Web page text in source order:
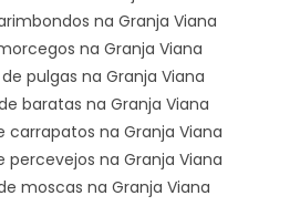
na Granja Viana
na Granja Viana
pulgas na Granja Viana
baratas na Granja Viana
carrapatos na Granja Viana
percevejos na Granja Viana
moscas na Granja Viana